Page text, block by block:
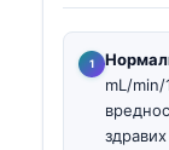
mL/min/